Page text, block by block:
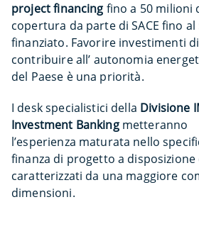
project financing fino a 50 milioni
copertura da parte di SACE fino al
finanziato. Favorire investimenti
contribuire all’ autonomia
del Paese è una priorità.
I desk specialistici della Divisione
Investment Bankingmetteranno
l’esperienza maturata nello
finanza di progetto a
caratterizzati da una maggiore
dimensioni.